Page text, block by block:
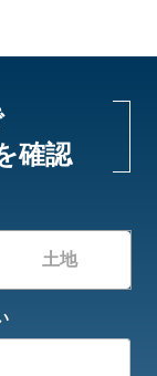
確認
土地